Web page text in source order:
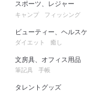
スポーツ、レジャー
キャンプ フィッシング
ビューティー、ヘルス
ダイエット 癒し
文房具、オフィス用品
筆記具 手帳
タレントグッズ